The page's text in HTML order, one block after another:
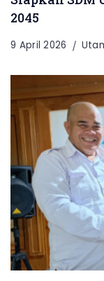
2045
9 April 2026